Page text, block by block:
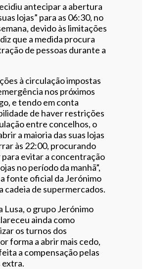
antecipar a abertura
lojas” para as 06:30, no
devido às limitações
que a medida procura
de pessoas durante a
à circulação impostas
nos próximos
e tendo em conta
de haver restrições
entre concelhos, o
a maioria das suas lojas
às 22:00, procurando
evitar a concentração
no período da manhã”,
fonte oficial da Jerónimo
cadeia de supermercados.
Lusa, o grupo Jerónimo
ainda como
os turnos dos
forma a abrir mais cedo,
a compensação pelas
extra.